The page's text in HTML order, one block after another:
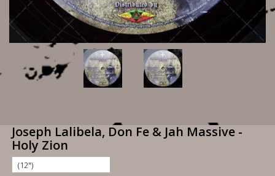
Joseph Lalibela, Don Fe & Jah Massive -
Holy Zion